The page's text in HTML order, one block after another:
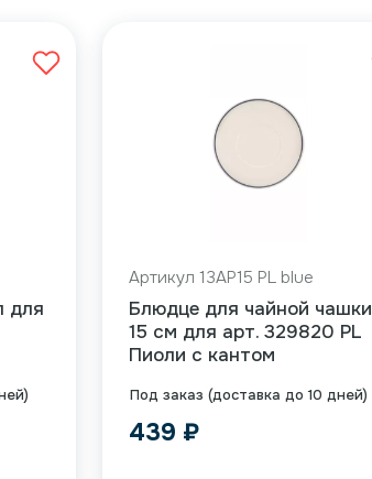
для
Под заказ (доставка до 10 дней)
Артикул 13AP15 PL blue
Блюдце для чайной чашки
15 см для арт. 329820 PL
Пиоли с кантом
439 ₽